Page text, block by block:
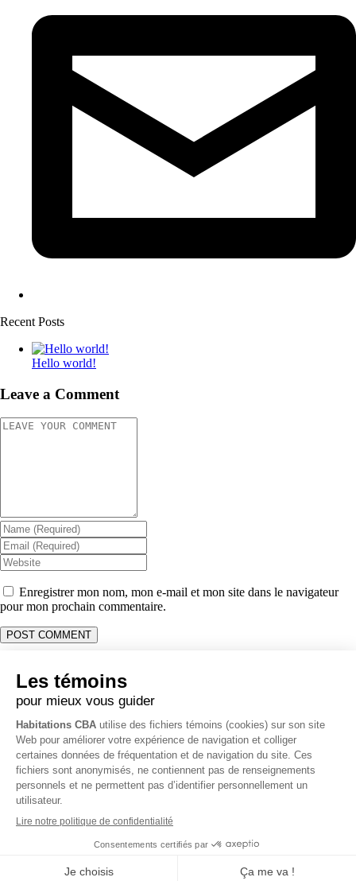
Recent Posts
Hello world!
Leave a Comment
Enregistrer mon nom, mon e-mail et mon site dans le navigateur
pour mon prochain commentaire.
Coordonnées
Opérations & Soumission:514 231-1915
Administration & Comptabilité:514 261-0058
Bureau:450 403-7376
3796 Rue O’Reilly, Carignan, QC J3L 4A7
info@habitationscba.com
Politique de vie privée
Tous droits réservés Habitations CBA ©
Création de site web